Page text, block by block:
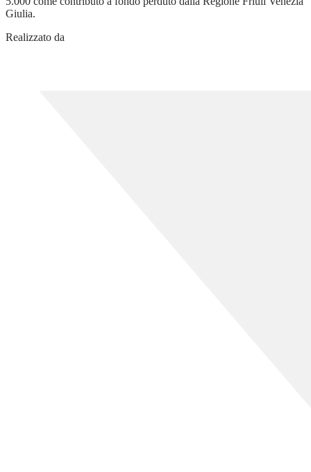
Giulia.
Realizzato da